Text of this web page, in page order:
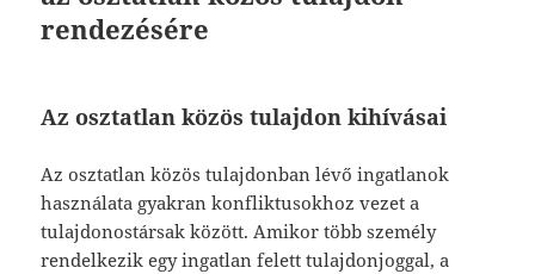
rendezésére
Az osztatlan közös tulajdon kihívásai
Az osztatlan közös tulajdonban lévő ingatlanok
használata gyakran konfliktusokhoz vezet a
tulajdonostársak között. Amikor több személy
rendelkezik egy ingatlan felett tulajdonjoggal, a